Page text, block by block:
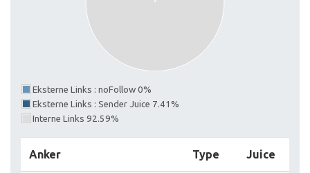
Eksterne Links : noFollow 0%
Eksterne Links : Sender Juice 7.41%
Interne Links 92.59%
Anker Type Juice